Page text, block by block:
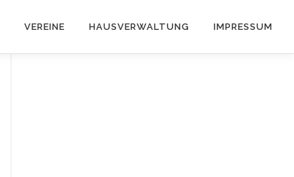
VEREINE HAUSVERWALTUNG IMPRESSUM